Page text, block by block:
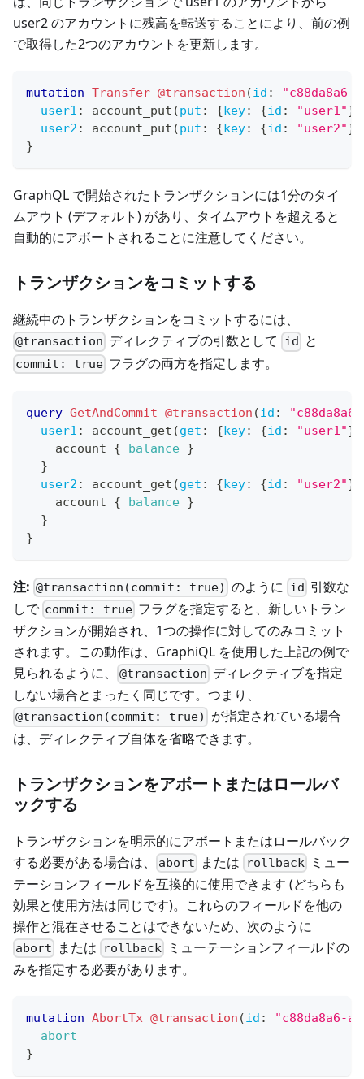
user2 のアカウントに残高を転送することにより、前の例
で取得した2つのアカウントを更新します。
mutation Transfer @transaction (id :
"c88da8a6-
user1 : account_put (put : { key: {id : "user1"}
user2 : account_put (put : { key: {id : "user2"}
}
GraphQL で開始されたトランザクションには1分のタイ
ムアウト (デフォルト) があり、タイムアウトを超えると
自動的にアボートされることに注意してください。
トランザクションをコミットする
継続中のトランザクションをコミットするには、
@transaction ディレクティブの引数として id と
commit: true フラグの両方を指定します。
query GetAndCommit @transaction (id :
user1 : account_get (get : {key: {id : "user1"}
account
{ balance }
}
user2 : account_get (get : {key: {id : "user2"}
account
{ balance }
}
}
注: @transaction(commit: true) のように id 引数な
しで commit: true フラグを指定すると、新しいトラン
ザクションが開始され、1つの操作に対してのみコミット
されます。この動作は、GraphiQL を使用した上記の例で
見られるように、
@transaction ディレクティブを指定
しない場合とまったく同じです。つまり、
@transaction(commit: true) が指定されている場合
は、ディレクティブ自体を省略できます。
トランザクションをアボートまたはロールバ
ックする
トランザクションを明示的にアボートまたはロールバック
する必要がある場合は、
abort または rollbackミュー
テーションフィールドを互換的に使用できます (どちらも
効果と使用方法は同じです)。これらのフィールドを他の
操作と混在させることはできないため、次のように
abort または rollbackミューテーションフィールドの
みを指定する必要があります。
mutation AbortTx @transaction (id :
"c88da8a6-
abort
}